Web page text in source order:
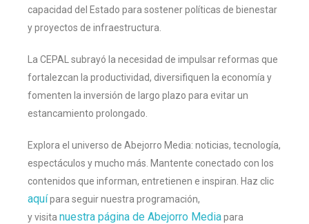
capacidad del Estado para sostener políticas de bienestar
y proyectos de infraestructura.
La CEPAL subrayó la necesidad de impulsar reformas que
fortalezcan la productividad, diversifiquen la economía y
fomenten la inversión de largo plazo para evitar un
estancamiento prolongado.
Explora el universo de Abejorro Media: noticias, tecnología,
espectáculos y mucho más. Mantente conectado con los
contenidos que informan, entretienen e inspiran. Haz clic
aquípara seguir nuestra programación,
y visita nuestra página de Abejorro Mediapara